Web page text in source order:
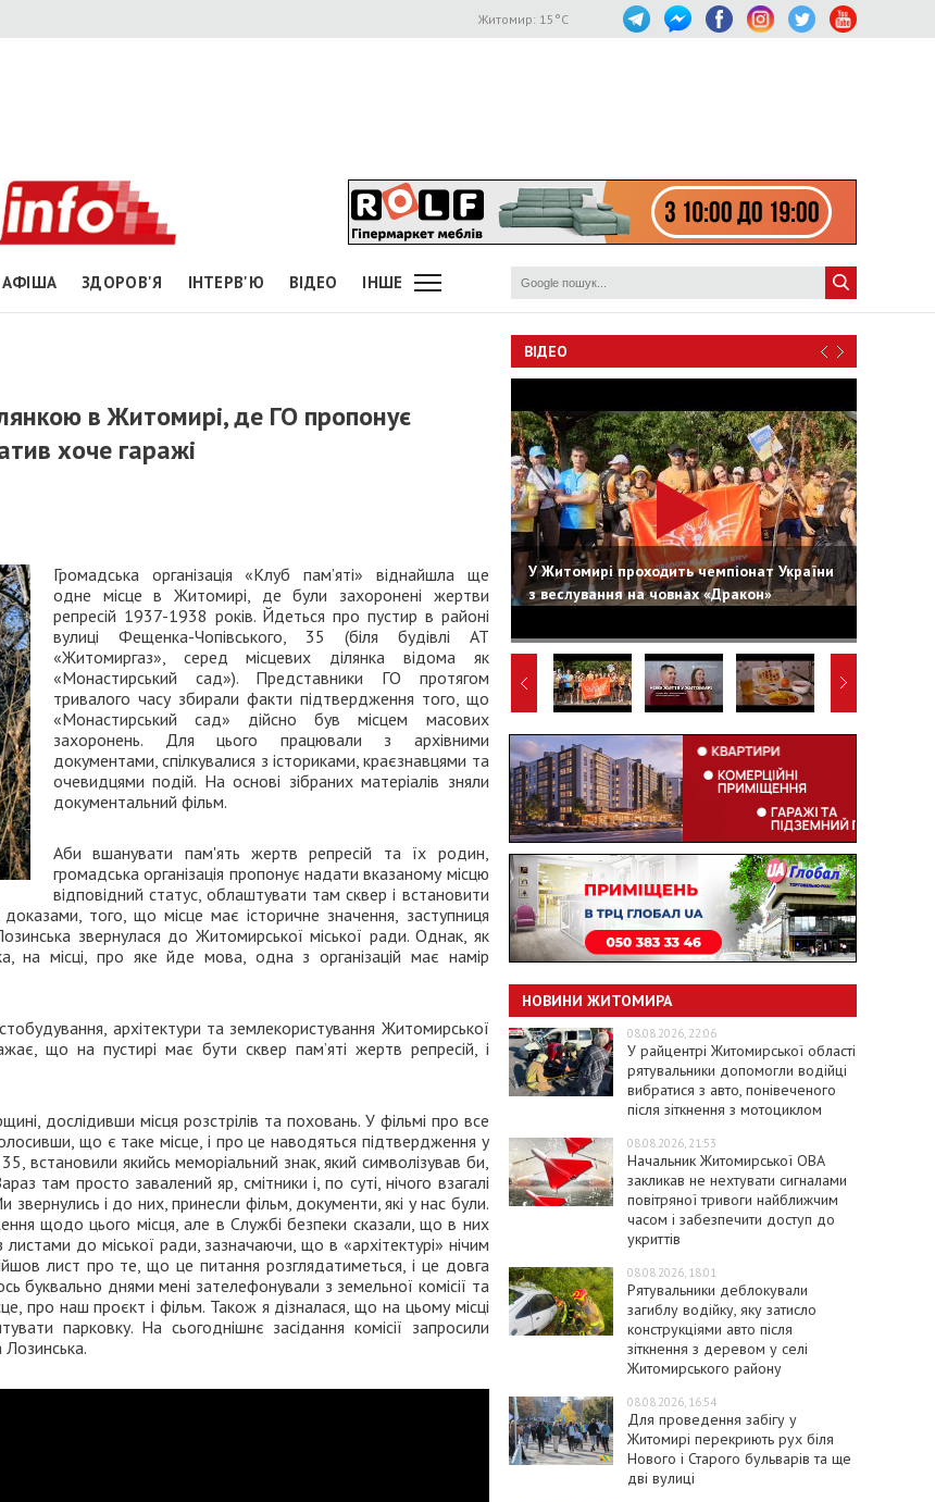
Житомир: 15 °C
АФІША ЗДОРОВ'Я ІНТЕРВ'Ю ВІДЕО ІНШЕ
в Житомирі, де ГО пропонує
хоче гаражі
Громадська організація «Клуб пам’яті» віднайшла ще
одне місце в Житомирі, де були захоронені жертви
репресій 1937-1938 років. Йдеться про пустир в районі
вулиці Фещенка-Чопівського, 35 (біля будівлі АТ
«Житомиргаз», серед місцевих ділянка відома як
«Монастирський сад»). Представники ГО протягом
тривалого часу збирали факти підтвердження того, що
«Монастирський сад» дійсно був місцем масових
захоронень. Для цього працювали з архівними
документами, спілкувалися з істориками, краєзнавцями та
очевидцями подій. На основі зібраних матеріалів зняли
документальний фільм.
Аби вшанувати пам'ять жертв репресій та їх родин,
громадська організація пропонує надати вказаному місцю
відповідний статус, облаштувати там сквер і встановити
того, що місце має історичне значення, заступниця
звернулася до Житомирської міської ради. Однак, як
на місці, про яке йде мова, одна з організацій має намір
архітектури та землекористування Житомирської
що на пустирі має бути сквер пам’яті жертв репресій, і
дослідивши місця розстрілів та поховань. У фільмі про все
що є таке місце, і про це наводяться підтвердження у
встановили якийсь меморіальний знак, який символізував би,
там просто завалений яр, смітники і, по суті, нічого взагалі
і до них, принесли фільм, документи, які у нас були.
щодо цього місця, але в Службі безпеки сказали, що в них
до міської ради, зазначаючи, що в «архітектурі» нічим
лист про те, що це питання розглядатиметься, і це довга
днями мені зателефонували з земельної комісії та
про наш проєкт і фільм. Також я дізналася, що на цьому місці
парковку. На сьогоднішнє засідання комісії запросили
Лозинська.
ВІДЕО
У Житомирі проходить чемпіонат України
з веслування на човнах «Дракон»
НОВИНИ ЖИТОМИРА
08.08.2026, 22:06
У райцентрі Житомирської області
рятувальники допомогли водійці
вибратися з авто, понівеченого
після зіткнення з мотоциклом
08.08.2026, 21:53
Начальник Житомирської ОВА
закликав не нехтувати сигналами
повітряної тривоги найближчим
часом і забезпечити доступ до
укриттів
08.08.2026, 18:01
Рятувальники деблокували
загиблу водійку, яку затисло
конструкціями авто після
зіткнення з деревом у селі
Житомирського району
08.08.2026, 16:54
Для проведення забігу у
Житомирі перекриють рух біля
Нового і Старого бульварів та ще
дві вулиці